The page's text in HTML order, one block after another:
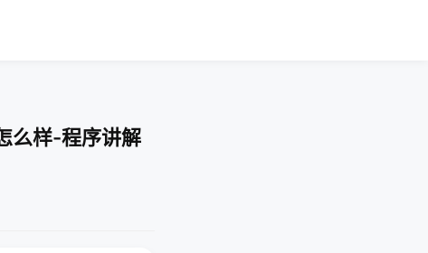
么样-程序讲解